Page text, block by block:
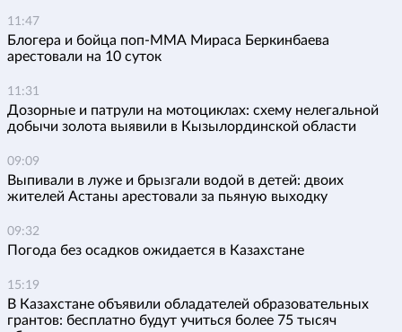
11:47
Блогера и бойца поп-ММА Мираса Беркинбаева
арестовали на 10 суток
11:31
Дозорные и патрули на мотоциклах: схему нелегальной
добычи золота выявили в Кызылординской области
09:09
Выпивали в луже и брызгали водой в детей: двоих
жителей Астаны арестовали за пьяную выходку
09:32
Погода без осадков ожидается в Казахстане
15:19
В Казахстане объявили обладателей образовательных
грантов: бесплатно будут учиться более 75 тысяч